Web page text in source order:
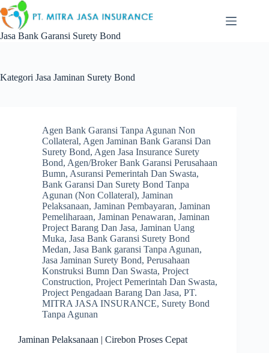
Skip
to
content
Jasa Bank Garansi Surety Bond
Kategori Jasa Jaminan Surety Bond
Agen Bank Garansi Tanpa Agunan Non
Collateral, Agen Jaminan Bank Garansi Dan
Surety Bond, Agen Jasa Insurance Surety
Bond, Agen/Broker Bank Garansi Perusahaan
Bumn, Asuransi Pemerintah Dan Swasta,
Bank Garansi Dan Surety Bond Tanpa
Agunan (Non Collateral), Jaminan
Pelaksanaan, Jaminan Pembayaran, Jaminan
Pemeliharaan, Jaminan Penawaran, Jaminan
Project Barang Dan Jasa, Jaminan Uang
Muka, Jasa Bank Garansi Surety Bond
Medan, Jasa Bank garansi Tanpa Agunan,
Jasa Jaminan Surety Bond, Perusahaan
Konstruksi Bumn Dan Swasta, Project
Construction, Project Pemerintah Dan Swasta,
Project Pengadaan Barang Dan Jasa, PT.
MITRA JASA INSURANCE, Surety Bond
Tanpa Agunan
Jaminan Pelaksanaan | Cirebon Proses Cepat